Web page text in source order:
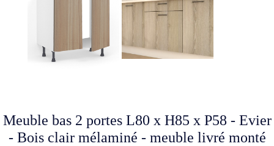
Meuble bas 2 portes L80 x H85 x P58 - Evier
- Bois clair mélaminé - meuble livré monté